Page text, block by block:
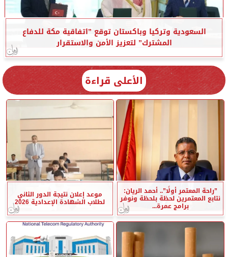
السعودية وتركيا وباكستان توقع ”اتفاقية مكة للدفاع
المشترك” لتعزيز الأمن والاستقرار
الأعلى قراءة
”راحة المعتمر أولًا”.. أحمد الريان:
نتابع المعتمرين لحظة بلحظة ونوفر
برامج عمرة...
موعد إعلان نتيجة الدور الثاني
لطلاب الشهادة الإعدادية 2026